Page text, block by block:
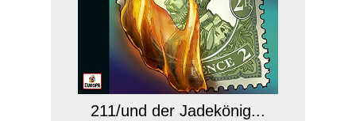
211/und der Jadekönig...